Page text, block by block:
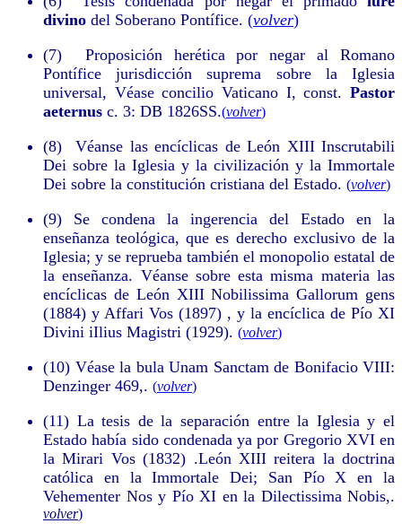
divino del Soberano Pontífice. (volver)
(7)
Proposición herética por negar al Romano
Pontífice jurisdicción suprema sobre la Iglesia
universal, Véase concilio Vaticano I, const. Pastor
aeternus c. 3: DB 1826SS.(volver)
(8)
Véanse las encíclicas de León XIII Inscrutabili
Dei sobre la Iglesia y la civilización y la Immortale
Dei sobre la constitución cristiana del Estado. (volver)
(9)
Se condena la ingerencia del Estado en la
enseñanza teológica, que es derecho exclusivo de la
Iglesia; y se reprueba también el monopolio estatal de
la enseñanza. Véanse sobre esta misma materia las
encíclicas de León XIII Nobilissima Gallorum gens
(1884) y Affari Vos (1897) , y la encíclica de Pío XI
Divini iIlius Magistri (1929). (volver)
(10) Véase la bula Unam Sanctam de Bonifacio VIII:
Denzinger 469,. (volver)
(11) La tesis de la separación entre la Iglesia y el
Estado había sido condenada ya por Gregorio XVI en
la Mirari Vos (1832) .León XIII reitera la doctrina
católica en la Immortale Dei; San Pío X en la
Vehementer Nos y Pío XI en la Dilectissima Nobis,.
volver)